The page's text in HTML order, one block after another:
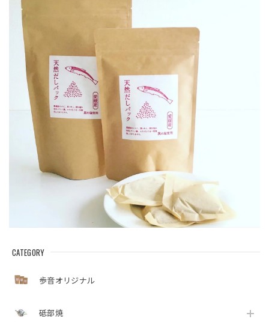
CATEGORY
歩音オリジナル
砥部焼